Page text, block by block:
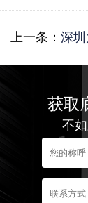
热门标签：#